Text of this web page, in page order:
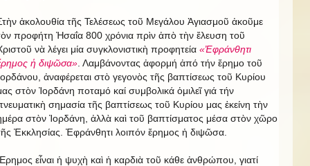
ἀκολουθία τῆς Τελέσεως τοῦ Μεγάλου Ἁγιασμοῦ ἀκοῦμε
προφήτη Ἠσαΐα 800 χρόνια πρὶν ἀπὸ τὴν ἔλευση τοῦ
νὰ λέγει μία συγκλονιστικὴ προφητεία «Ἐφράνθητι
ἡ διψῶσα» . Λαμβάνοντας ἀφορμή ἀπό τήν ἔρημο τοῦ
ἀναφέρεται στὸ γεγονὸς τῆς βαπτίσεως τοῦ Κυρίου
στὸν Ἰορδάνη ποταμό καί συμβολικά ὁμιλεῖ γιά τήν
σημασία τῆς βαπτίσεως τοῦ Κυρίου μας ἐκείνη τὴν
στὸν Ἰορδάνη, ἀλλὰ καὶ τοῦ βαπτίσματος μέσα στὸν χῶρο
Ἐκκλησίας. Ἐφράνθητι λοιπόν ἔρημος ἡ διψῶσα.
εἶναι ἡ ψυχὴ καὶ ἡ καρδιὰ τοῦ κάθε ἀνθρώπου, γιατί